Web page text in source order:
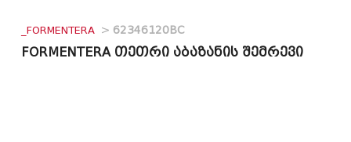
_FORMENTERA > 62346120BC
FORMENTERA თეთრი აბაზანის შემრევი